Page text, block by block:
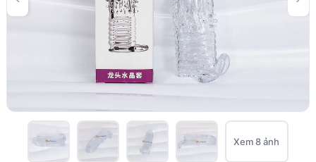
Xem 8 ảnh